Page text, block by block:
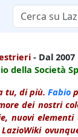
- Dal
della Società
tu, di più. Fabio
dei nostri
nuovi